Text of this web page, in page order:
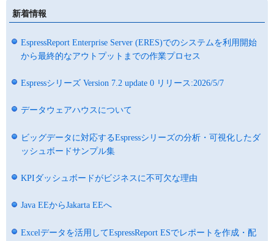
新着情報
EspressReport Enterprise Server (ERES)でのシステムを利用開始
から最終的なアウトプットまでの作業プロセス
Espressシリーズ Version 7.2 update 0 リリース:2026/5/7
データウェアハウスについて
ビッグデータに対応するEspressシリーズの分析・可視化したダ
ッシュボードサンプル集
KPIダッシュボードがビジネスに不可欠な理由
Java EEからJakarta EEへ
Excelデータを活用してEspressReport ESでレポートを作成・配